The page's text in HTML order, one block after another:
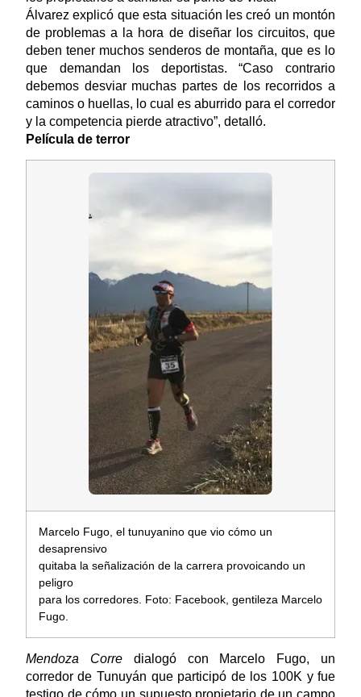
Álvarez explicó que esta situación les creó un montón
de problemas a la hora de diseñar los circuitos, que
deben tener muchos senderos de montaña, que es lo
que demandan los deportistas. “Caso contrario
debemos desviar muchas partes de los recorridos a
caminos o huellas, lo cual es aburrido para el corredor
y la competencia pierde atractivo”, detalló.
Película de terror
Marcelo Fugo, el tunuyanino que vio cómo un
desaprensivo
quitaba la señalización de la carrera provoicando un
peligro
para los corredores. Foto: Facebook, gentileza Marcelo
Fugo.
Mendoza Corre dialogó con Marcelo Fugo, un
corredor de Tunuyán que participó de los 100K y fue